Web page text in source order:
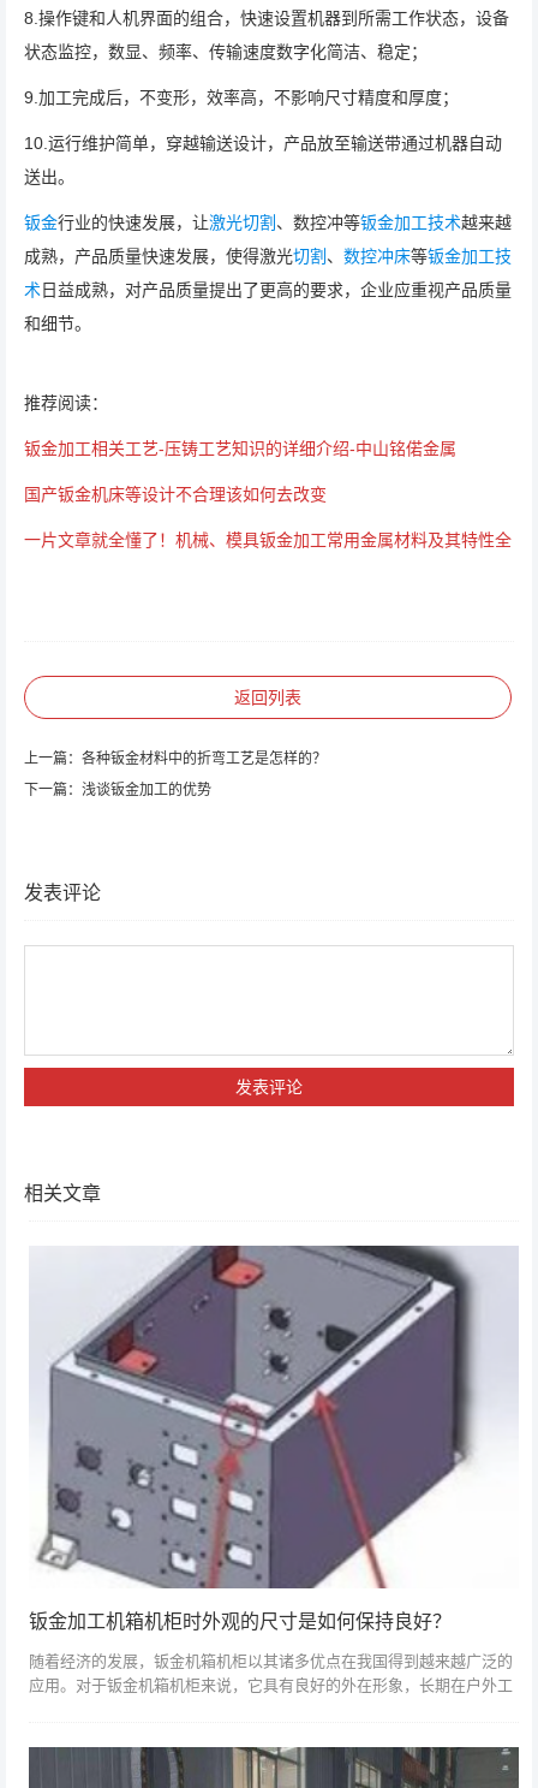
8.操作键和人机界面的组合，快速设置机器到所需工作状态，设备
状态监控，数显、频率、传输速度数字化简洁、稳定；
9.加工完成后，不变形，效率高，不影响尺寸精度和厚度；
10.运行维护简单，穿越输送设计，产品放至输送带通过机器自动
送出。
钣金行业的快速发展，让激光切割 、数控冲等钣金加工技术越来越
成熟，产品质量快速发展，使得激光切割 、 数控冲床等钣金加工技
术 日益成熟，对产品质量提出了更高的要求，企业应重视产品质量
和细节。
推荐阅读：
钣金加工相关工艺-压铸工艺知识的详细介绍-中山铭偌金属
国产钣金机床等设计不合理该如何去改变
一片文章就全懂了！机械、模具钣金加工常用金属材料及其特性全
返回列表
上一篇： 各种钣金材料中的折弯工艺是怎样的？
下一篇： 浅谈钣金加工的优势
发表评论
相关文章
钣金加工机箱机柜时外观的尺寸是如何保持良好？
随着经济的发展，钣金机箱机柜以其诸多优点在我国得到越来越广泛的
应用。对于钣金机箱机柜来说，它具有良好的外在形象，长期在户外工